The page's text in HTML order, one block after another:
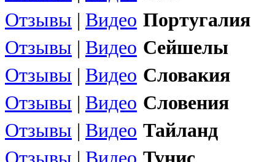
Отзывы | Видео Португалия
Отзывы | Видео Сейшелы
Отзывы | Видео Словакия
Отзывы | Видео Словения
Отзывы | Видео Тайланд